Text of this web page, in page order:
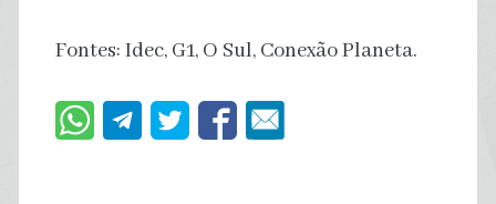
Fontes: Idec, G1, O Sul, Conexão Planeta.